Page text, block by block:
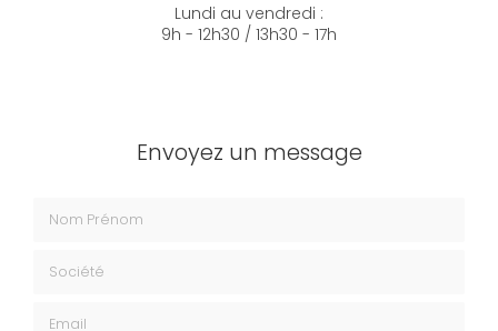
Lundi au vendredi :
9h - 12h30 / 13h30 - 17h
Envoyez un message